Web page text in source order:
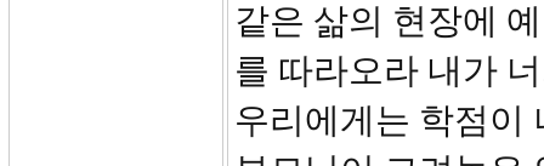
같은 삶의 현장에
를 따라오라 내가
우리에게는 학점이